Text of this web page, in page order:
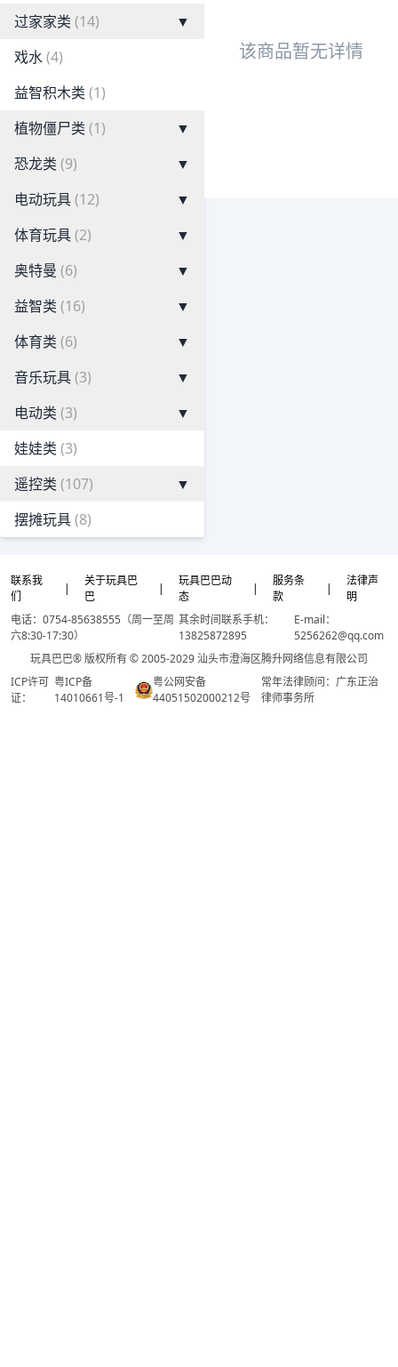
过家家类 (14)
▼
戏水(4)
益智积木类 (1)
植物僵尸类 (1)
▼
恐龙类 (9)
▼
电动玩具(12)
▼
体育玩具(2)
▼
奥特曼 (6)
▼
益智类 (16)
▼
体育类 (6)
▼
音乐玩具(3)
▼
电动类 (3)
▼
娃娃类 (3)
遥控类 (107)
▼
摆摊玩具(8)
该商品暂无详情
联系我
们
|
关于玩具巴
巴
|
玩具巴巴动
态
|
服务条
款
|
法律声
明
电话：0754-85638555（周一至周
六8:30-17:30）
其余时间联系手机：
13825872895
E-mail：
5256262@qq.com
玩具巴巴® 版权所有 © 2005-2029 汕头市澄海区腾升网络信息有限公司
ICP许可
证：
粤ICP备
14010661号-1
粤公网安备
44051502000212号
常年法律顾问：广东正治
律师事务所